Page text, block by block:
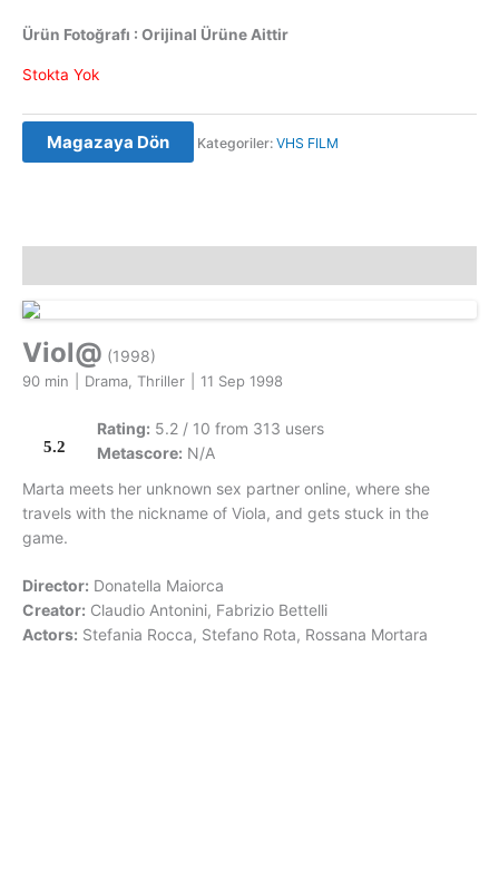
Ürün Fotoğrafı : Orijinal Ürüne Aittir
Stokta Yok
Magazaya Dön Kategoriler: VHS FILM
Viol@ (1998)
90 min Drama, Thriller 11 Sep 1998
5.2
Rating: 5.2 / 10 from 313 users
Metascore: N/A
Marta meets her unknown sex partner online, where she
travels with the nickname of Viola, and gets stuck in the
game.
Director: Donatella Maiorca
Creator: Claudio Antonini, Fabrizio Bettelli
Actors: Stefania Rocca, Stefano Rota, Rossana Mortara